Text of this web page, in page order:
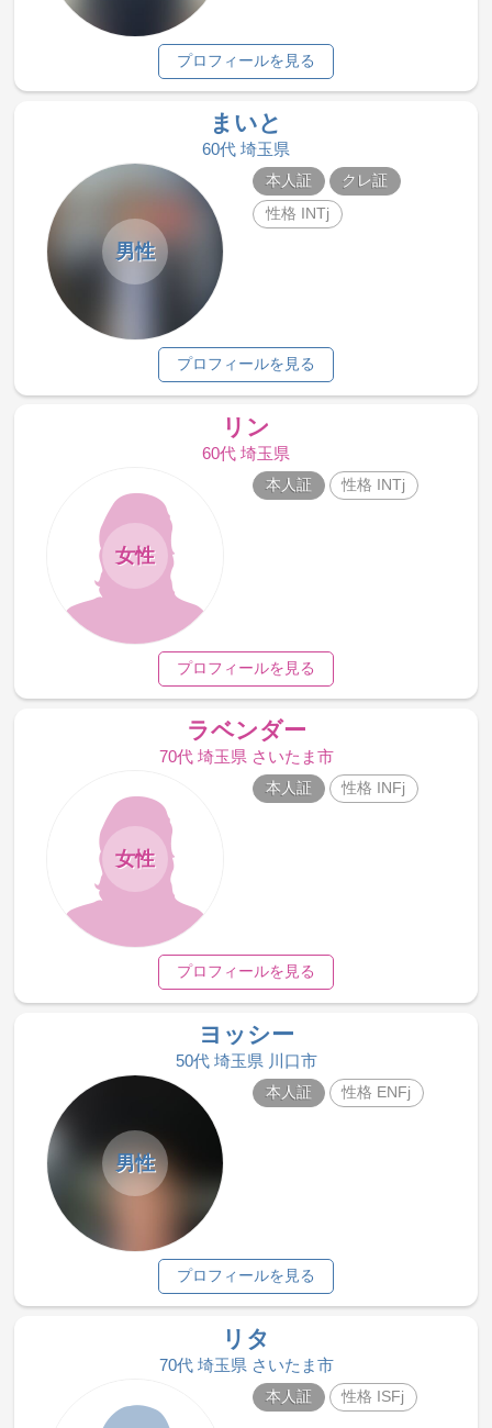
プロフィールを見る
まいと
60代 埼玉県
男性
本人証
クレ証
性格 INTj
プロフィールを見る
リン
60代 埼玉県
女性
本人証 性格 INTj
プロフィールを見る
ラベンダー
70代 埼玉県 さいたま市
女性
本人証 性格 INFj
プロフィールを見る
ヨッシー
50代 埼玉県 川口市
男性
本人証 性格 ENFj
プロフィールを見る
リタ
70代 埼玉県 さいたま市
本人証 性格 ISFj